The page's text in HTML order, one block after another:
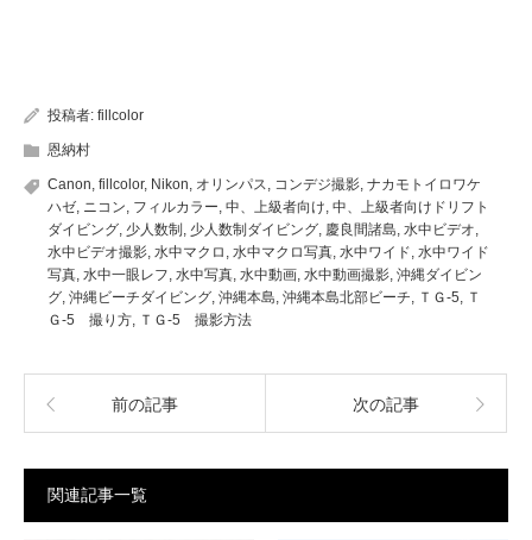
投稿者: fillcolor
恩納村
Canon fillcolor, Nikon オリンパス コンデジ撮影 ナカモトイロワケ
ハゼ ニコン フィルカラー 中、上級者向け 中、上級者向けドリフト
ダイビング 少人数制 少人数制ダイビング 慶良間諸島 水中ビデオ
水中ビデオ撮影 水中マクロ 水中マクロ写真 水中ワイド 水中ワイド
写真 水中一眼レフ 水中写真 水中動画 水中動画撮影 沖縄ダイビン
グ 沖縄ビーチダイビング 沖縄本島 沖縄本島北部ビーチ ＴＧ-5
Ｔ
Ｇ-5 撮り方
ＴＧ-5 撮影方法
前の記事 次の記事
関連記事一覧